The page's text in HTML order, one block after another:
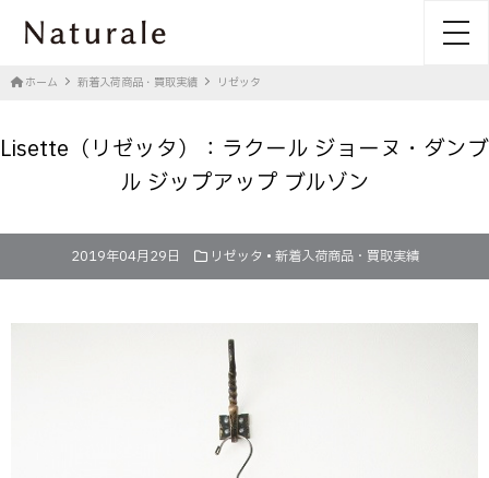
ホーム 新着入荷商品・買取実績 リゼッタ
Lisette（リゼッタ）：ラクール ジョーヌ・ダンブ
ル ジップアップ ブルゾン
2019年04月29日 リゼッタ • 新着入荷商品・買取実績